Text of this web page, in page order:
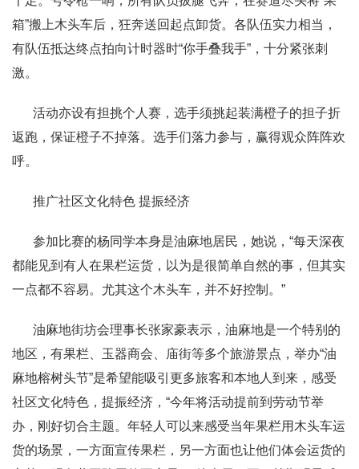
箱”搬上木头车后，狂奔送回起点卸货。各队伍实力相当，
有队伍抵达终点拍向计时器时“你手叠我手”，十分紧张刺
激。
活动亦设有担挑个人赛，选手须挑起装满橙子的担子折
返跑，保证橙子不掉落。选手们落力参与，赢得观众阵阵欢
呼。
推广社区文化特色 提振经济
参加比赛的杨同学本身是油麻地居民，她说，“每天深夜
都能见到有人在果栏运货，以为是很简单自然的事，但其实
一点都不容易。尤其这个木头车，并不好控制。”
油麻地街坊会理事长张家豪表示，油麻地是一个特别的
地区，有果栏、玉器商会、庙街等多个旅游景点，举办“油
麻地榕树头节”是希望能吸引更多旅客和本地人到来，感受
社区文化特色，提振经济，“今年将活动提前到劳动节举
办，刚好切合主题。年轻人可以来感受当年果栏用木头车运
货的场景，一方面宣传果栏，另一方面也让他们体会运货的